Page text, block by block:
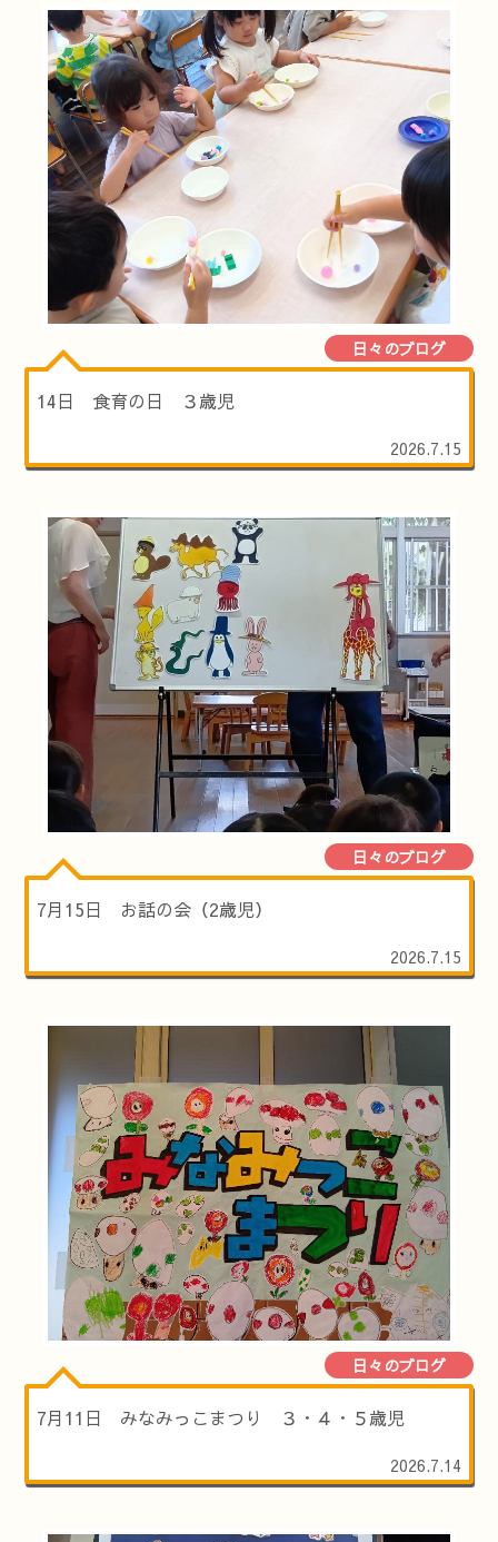
日々のブログ
14日 食育の日 ３歳児
2026.7.15
日々のブログ
7月15日 お話の会（2歳児）
2026.7.15
日々のブログ
7月11日 みなみっこまつり ３・４・５歳児
2026.7.14